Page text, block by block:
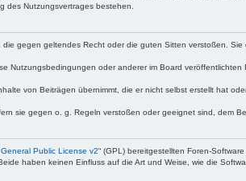
des Nutzungsvertrages bestehen.
gegen geltendes Recht oder die guten Sitten verstoßen.
Nutzungsbedingungen oder anderer im Board
von Beiträgen übernimmt, die er nicht selbst erstellt hat
sie gegen o. g. Regeln verstoßen oder geeignet sind, dem
Public License v2“ (GPL) bereitgestellten Foren-
haben keinen Einfluss auf die Art und Weise, wie die